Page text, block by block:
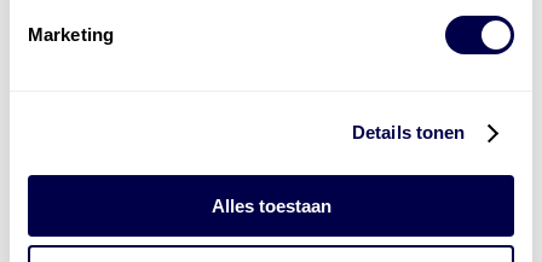
Marketing
Details tonen
Alles toestaan
tankstationsen duizenden
laadpassen